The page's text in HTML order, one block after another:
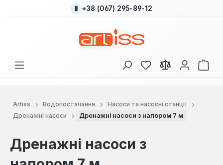
Перейти до основного вмісту
+38 (067) 295-89-12
У вас є 0 у списку
Artiss Водопостачання
Насоси та насосні станції
Дренажні насоси
Дренажні насоси з напором 7 м
Дренажні насоси з